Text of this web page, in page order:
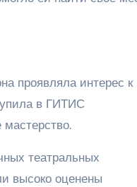
проявляла интерес к
в ГИТИС
мастерство.
театральных
высоко оценены